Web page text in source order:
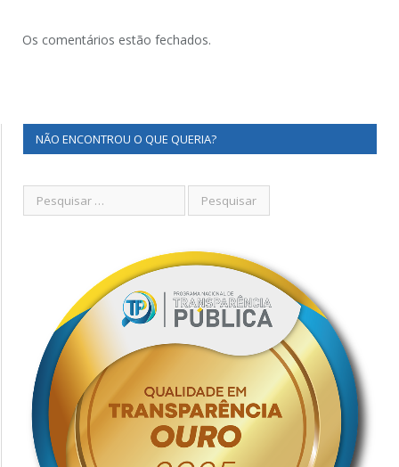
Os comentários estão fechados.
NÃO ENCONTROU O QUE QUERIA?